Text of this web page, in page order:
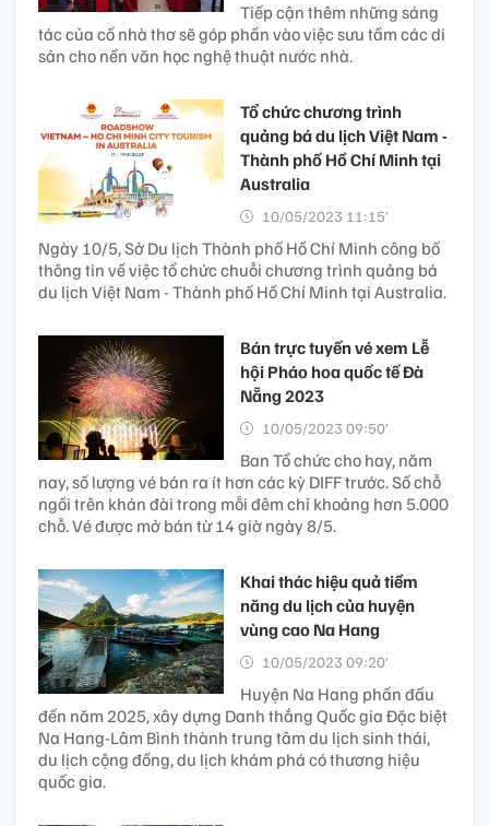
Tiếp cận thêm những sáng
tác của cố nhà thơ sẽ góp phần vào việc sưu tầm các di
sản cho nền văn học nghệ thuật nước nhà.
Tổ chức chương trình
quảng bá du lịch Việt Nam -
Thành phố Hồ Chí Minh tại
Australia
10/05/2023 11:15’
Ngày 10/5, Sở Du lịch Thành phố Hồ Chí Minh công bố
thông tin về việc tổ chức chuỗi chương trình quảng bá
du lịch Việt Nam - Thành phố Hồ Chí Minh tại Australia.
Bán trực tuyến vé xem Lễ
hội Pháo hoa quốc tế Đà
Nẵng 2023
10/05/2023 09:50’
Ban Tổ chức cho hay, năm
nay, số lượng vé bán ra ít hơn các kỳ DIFF trước. Số chỗ
ngồi trên khán đài trong mỗi đêm chỉ khoảng hơn 5.000
chỗ. Vé được mở bán từ 14 giờ ngày 8/5.
Khai thác hiệu quả tiềm
năng du lịch của huyện
vùng cao Na Hang
10/05/2023 09:20’
Huyện Na Hang phấn đấu
đến năm 2025, xây dựng Danh thắng Quốc gia Đặc biệt
Na Hang-Lâm Bình thành trung tâm du lịch sinh thái,
du lịch cộng đồng, du lịch khám phá có thương hiệu
quốc gia.